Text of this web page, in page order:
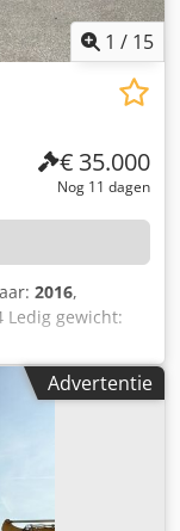
1 / 15
€ 35.000
Nog 11 dagen
2016,
Ledig gewicht:
ja
deel 1 en 2
C4,4 Aantal
0,53 m³
m
u Banden:
hefboom
Advertentie